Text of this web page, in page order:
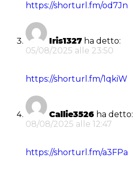
https://shorturl.fm/od7Jn
Iris1327 ha detto:
05/08/2025 alle 23:50
https://shorturl.fm/1qkiW
Callie3526 ha detto:
08/08/2025 alle 12:47
https://shorturl.fm/a3FPa